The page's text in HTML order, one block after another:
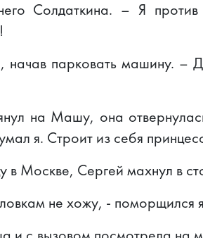
Солдаткина. – Я против
парковать машину. –
на Машу, она
я. Строит из себя
Москве, Сергей махнул в
не хожу, - поморщился